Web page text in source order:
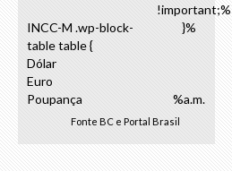
!important;%
INCC-M .wp-block-
table table {
}%
Dólar
Euro
Poupança
%a.m.
Fonte BC e Portal Brasil